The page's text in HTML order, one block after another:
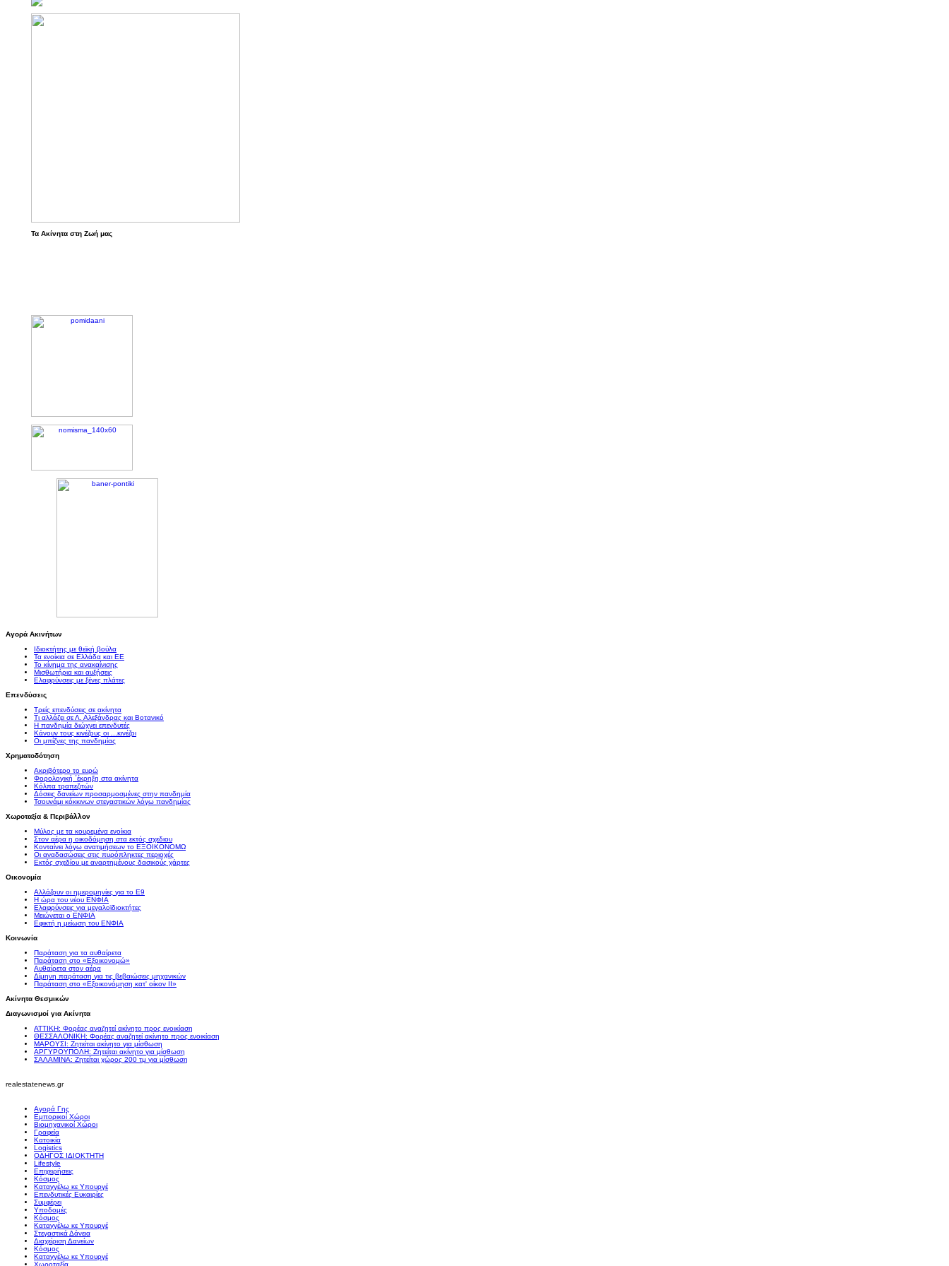
Τα Ακίνητα στη Ζωή μας
Αγορά Ακινήτων
Ιδιοκτήτης με θεϊκή βούλα
Τα ενοίκια σε Ελλάδα και ΕΕ
Το κίνημα της ανακαίνισης
Μισθωτήρια και αυξήσεις
Ελαφρύνσεις με ξένες πλάτες
Επενδύσεις
Τρείς επενδύσεις σε ακίνητα
Τι αλλάζει σε Λ. Αλεξάνδρας και Βοτανικό
Η πανδημία διώχνει επενδυτές
Κάνουν τους κινέζους οι ...κινέζοι
Οι μπίζνες της πανδημίας
Χρηματοδότηση
Ακριβότερο το ευρώ
Φορολογική ΄έκρηξη στα ακίνητα
Κόλπα τραπεζιτών
Δόσεις δανείων προσαρμοσμένες στην πανδημία
Τσουνάμι κόκκινων στεγαστικών λόγω πανδημίας
Χωροταξία & Περιβάλλον
Μύλος με τα κουρεμένα ενοίκια
Στον αέρα η οικοδόμηση στα εκτός σχεδιου
Κονταίνει λόγω ανατιμήσεων το ΕΞΟΙΚΟΝΟΜΩ
Οι αναδασώσεις στις πυρόπληκτες περιοχές
Εκτός σχεδίου με αναρτημένους δασικούς χάρτες
Οικονομία
Αλλάζουν οι ημερομηνίες για το Ε9
Η ώρα του νέου ΕΝΦΙΑ
Ελαφρύνσεις για μεγαλοϊδιοκτήτες
Μειώνεται ο ΕΝΦΙΑ
Εφικτή η μείωση του ΕΝΦΙΑ
Κοινωνία
Παράταση για τα αυθαίρετα
Παράταση στο «Εξοικονομώ»
Αυθαίρετα στον αέρα
Δίμηνη παράταση για τις βεβαιώσεις μηχανικών
Παράταση στο «Εξοικονόμηση κατ' οίκον II»
Ακίνητα Θεσμικών
Διαγωνισμοί για Ακίνητα
ΑΤΤΙΚΗ: Φορέας αναζητεί ακίνητο προς ενοικίαση
ΘΕΣΣΑΛΟΝΙΚΗ: Φορέας αναζητεί ακίνητο προς ενοικίαση
ΜΑΡΟΥΣΙ: Ζητείται ακίνητο για μίσθωση
ΑΡΓΥΡΟΥΠΟΛΗ: Ζητείται ακίνητο για μίσθωση
ΣΑΛΑΜΙΝΑ: Ζητείται χώρος 200 τμ για μίσθωση
realestatenews.gr
Αγορά Γης
Εμπορικοί Χώροι
Βιομηχανικοί Χώροι
Γραφεία
Κατοικία
Logistics
ΟΔΗΓΟΣ ΙΔΙΟΚΤΗΤΗ
Lifestyle
Επιχειρήσεις
Κόσμος
Καταγγέλω κε Υπουργέ
Επενδυτικές Ευκαιρίες
Συμφέρει
Υποδομές
Κόσμος
Καταγγέλω κε Υπουργέ
Στεγαστικά Δάνεια
Διαχείριση Δανείων
Κόσμος
Καταγγέλω κε Υπουργέ
Χωροταξία